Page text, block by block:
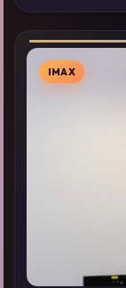
看」延展检索同
IMAX